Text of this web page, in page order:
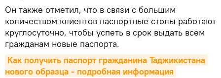
Он также отметил, что в связи с большим
количеством клиентов паспортные столы работают
круглосуточно, чтобы успеть в срок выдать всем
гражданам новые паспорта.
Как получить паспорт гражданина Таджикистана
нового образца - подробная информация